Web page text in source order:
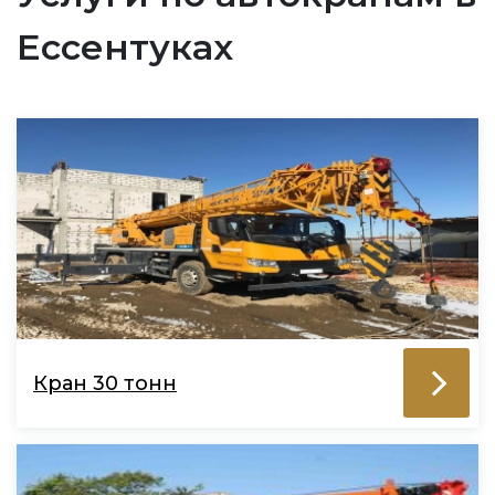
Ессентуках
Кран 30 тонн